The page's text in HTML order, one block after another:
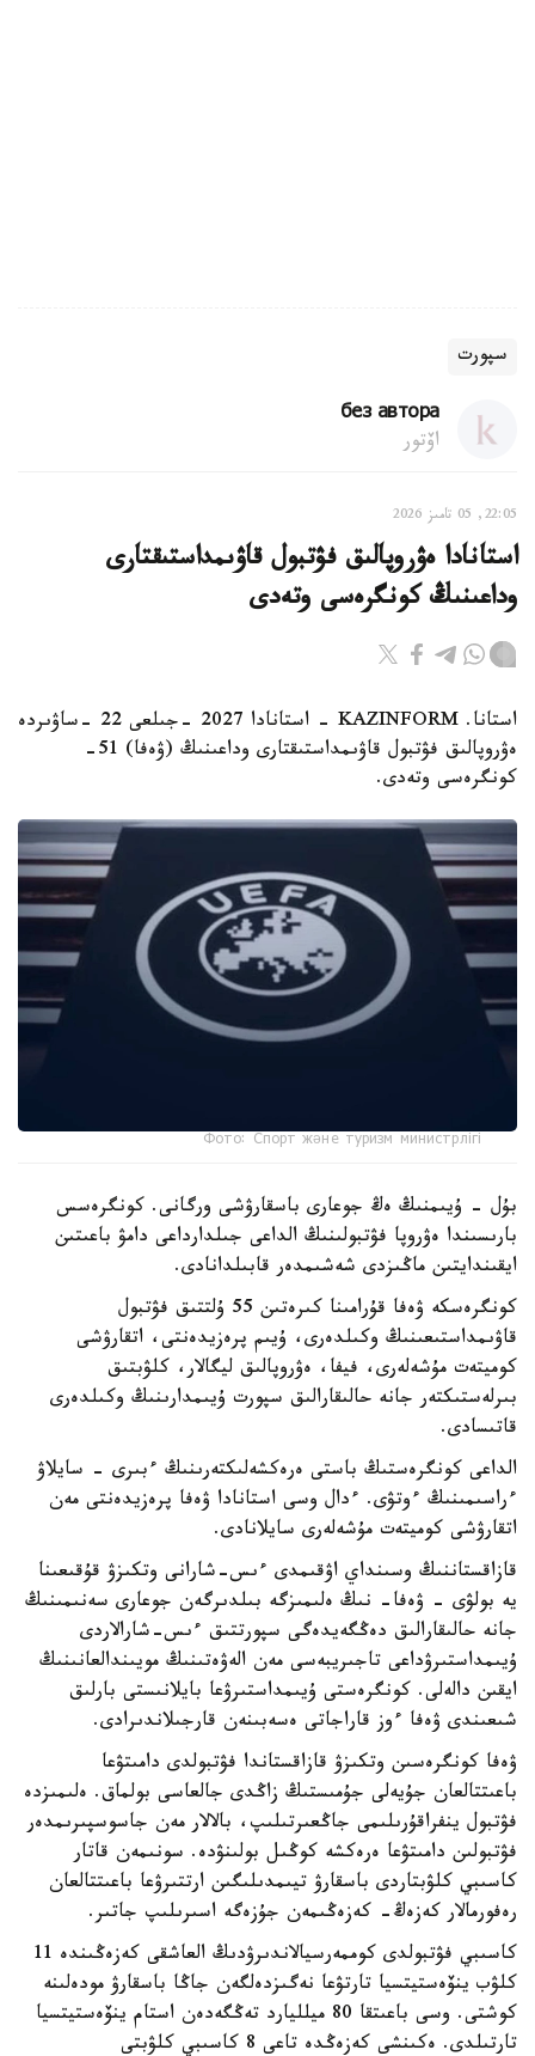
سپورت
без автора
اۆتور
22:05, 05 تامىز 2026
استانادا ەۋروپالىق فۋتبول قاۋىمداستىقتارى
وداعىنىڭ كونگرەسى وتەدى
استانا. KAZINFORM - استانادا 2027 -جىلعى 22 -ساۋىردە
ەۋروپالىق فۋتبول قاۋىمداستىقتارى وداعىنىڭ (ۋەفا) 51-
كونگرەسى وتەدى.
Фото: Спорт және туризм министрлігі
بۇل - ۇيىمنىڭ ەڭ جوعارى باسقارۋشى ورگانى. كونگرەسس
بارىسىندا ەۋروپا فۋتبولىنىڭ الداعى جىلدارداعى دامۋ باعىتىن
ايقىندايتىن ماڭىزدى شەشىمدەر قابىلدانادى.
كونگرەسكە ۋەفا قۇرامىنا كىرەتىن 55 ۇلتتىق فۋتبول
قاۋىمداستىعىنىڭ وكىلدەرى، ۇيىم پرەزيدەنتى، اتقارۋشى
كوميتەت مۇشەلەرى، فيفا، ەۋروپالىق ليگالار، كلۋبتىق
بىرلەستىكتەر جانە حالىقارالىق سپورت ۇيىمدارىنىڭ وكىلدەرى
قاتىسادى.
الداعى كونگرەستىڭ باستى ەرەكشەلىكتەرىنىڭ ءبىرى - سايلاۋ
ءراسىمىنىڭ ءوتۋى. ءدال وسى استانادا ۋەفا پرەزيدەنتى مەن
اتقارۋشى كوميتەت مۇشەلەرى سايلانادى.
قازاقستاننىڭ وسىنداي اۋقىمدى ءىس-شارانى وتكىزۋ قۇقىعىنا
يە بولۋى - ۋەفا- نىڭ ەلىمىزگە بىلدىرگەن جوعارى سەنىمىنىڭ
جانە حالىقارالىق دەڭگەيدەگى سپورتتىق ءىس-شارالاردى
ۇيىمداستىرۋداعى تاجىريبەسى مەن الەۋەتىنىڭ مويىندالعانىنىڭ
ايقىن دالەلى. كونگرەستى ۇيىمداستىرۋعا بايلانىستى بارلىق
شىعىندى ۋەفا ءوز قاراجاتى ەسەبىنەن قارجىلاندىرادى.
ۋەفا كونگرەسىن وتكىزۋ قازاقستاندا فۋتبولدى دامىتۋعا
باعىتتالعان جۇيەلى جۇمىستىڭ زاڭدى جالعاسى بولماق. ەلىمىزدە
فۋتبول ينفراقۇرىلىمى جاڭعىرتىلىپ، بالالار مەن جاسوسپىرىمدەر
فۋتبولىن دامىتۋعا ەرەكشە كوڭىل بولىنۋدە. سونىمەن قاتار
كاسىبي كلۋبتاردى باسقارۋ تيىمدىلىگىن ارتتىرۋعا باعىتتالعان
رەفورمالار كەزەڭ- كەزەڭىمەن جۇزەگە اسىرىلىپ جاتىر.
كاسىبي فۋتبولدى كوممەرسيالاندىرۋدىڭ العاشقى كەزەڭىندە 11
كلۋب ينۆەستيتسيا تارتۋعا نەگىزدەلگەن جاڭا باسقارۋ مودەلىنە
كوشتى. وسى باعىتقا 80 ميلليارد تەڭگەدەن استام ينۆەستيتسيا
تارتىلدى. ەكىنشى كەزەڭدە تاعى 8 كاسىبي كلۋبتى